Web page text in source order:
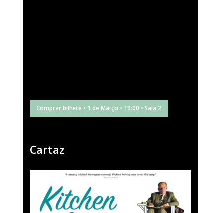
Comprar bilhete • 1 de Março • 19:00 • Sala 2
Cartaz